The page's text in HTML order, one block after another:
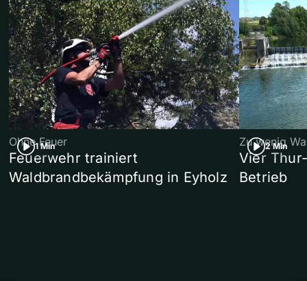
1 Min
Ohne Feuer
Feuerwehr trainiert
Waldbrandbekämpfung in Eyholz
2 Min
Zu wenig
Vier
Betrieb